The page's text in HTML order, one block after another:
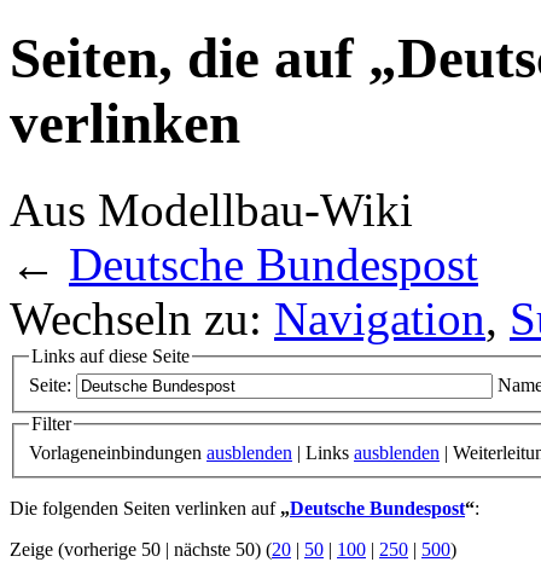
Seiten, die auf
verlinken
Aus Modellbau-Wiki
← Deutsche Bundespost
Wechseln zu: Navigation,
Links auf diese Seite
Seite:
Filter
Vorlageneinbindungen ausblenden | Links ausblenden |
Die folgenden Seiten verlinken auf „Deutsche Bundespost“:
Zeige (vorherige 50 | nächste 50) (20 | 50 | 100 | 250 | 500)